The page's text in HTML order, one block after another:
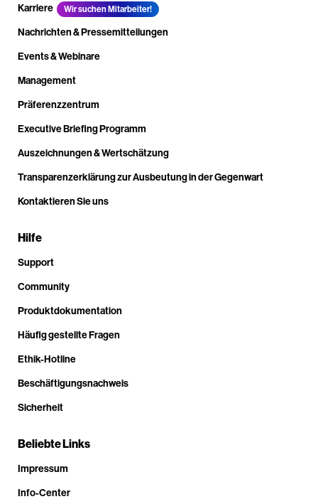
Karriere
Wir suchen Mitarbeiter!
Nachrichten & Pressemitteilungen
Events & Webinare
Management
Präferenzzentrum
Executive Briefing Programm
Auszeichnungen & Wertschätzung
Transparenzerklärung zur Ausbeutung in der Gegenwart
Kontaktieren Sie uns
Hilfe
Support
Community
Produktdokumentation
Häufig gestellte Fragen
Ethik-Hotline
Beschäftigungsnachweis
Sicherheit
Beliebte Links
Impressum
Info-Center